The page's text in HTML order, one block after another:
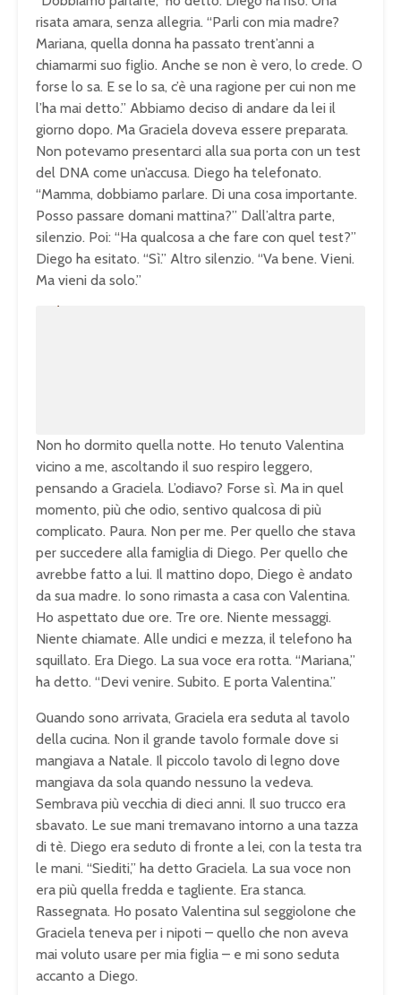
risata amara, senza allegria. “Parli con mia madre?
Mariana, quella donna ha passato trent’anni a
chiamarmi suo figlio. Anche se non è vero, lo crede. O
forse lo sa. E se lo sa, c’è una ragione per cui non me
l’ha mai detto.” Abbiamo deciso di andare da lei il
giorno dopo. Ma Graciela doveva essere preparata.
Non potevamo presentarci alla sua porta con un test
del DNA come un’accusa. Diego ha telefonato.
“Mamma, dobbiamo parlare. Di una cosa importante.
Posso passare domani mattina?” Dall’altra parte,
silenzio. Poi: “Ha qualcosa a che fare con quel test?”
Diego ha esitato. “Sì.” Altro silenzio. “Va bene. Vieni.
Ma vieni da solo.”
Non ho dormito quella notte. Ho tenuto Valentina
vicino a me, ascoltando il suo respiro leggero,
pensando a Graciela. L’odiavo? Forse sì. Ma in quel
momento, più che odio, sentivo qualcosa di più
complicato. Paura. Non per me. Per quello che stava
per succedere alla famiglia di Diego. Per quello che
avrebbe fatto a lui. Il mattino dopo, Diego è andato
da sua madre. Io sono rimasta a casa con Valentina.
Ho aspettato due ore. Tre ore. Niente messaggi.
Niente chiamate. Alle undici e mezza, il telefono ha
squillato. Era Diego. La sua voce era rotta. “Mariana,”
ha detto. “Devi venire. Subito. E porta Valentina.”
Quando sono arrivata, Graciela era seduta al tavolo
della cucina. Non il grande tavolo formale dove si
mangiava a Natale. Il piccolo tavolo di legno dove
mangiava da sola quando nessuno la vedeva.
Sembrava più vecchia di dieci anni. Il suo trucco era
sbavato. Le sue mani tremavano intorno a una tazza
di tè. Diego era seduto di fronte a lei, con la testa tra
le mani. “Siediti,” ha detto Graciela. La sua voce non
era più quella fredda e tagliente. Era stanca.
Rassegnata. Ho posato Valentina sul seggiolone che
Graciela teneva per i nipoti – quello che non aveva
mai voluto usare per mia figlia – e mi sono seduta
accanto a Diego.